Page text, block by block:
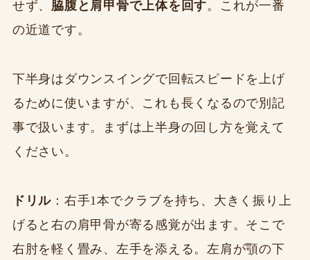
せず、 脇腹と肩甲骨で上体を回す。これが一番
の近道です。
下半身はダウンスイングで回転スピードを上げ
るために使いますが、これも長くなるので別記
事で扱います。まずは上半身の回し方を覚えて
ください。
ドリル ：右手1本でクラブを持ち、大きく振り上
げると右の肩甲骨が寄る感覚が出ます。そこで
右肘を軽く畳み、左手を添える。左肩が顎の下